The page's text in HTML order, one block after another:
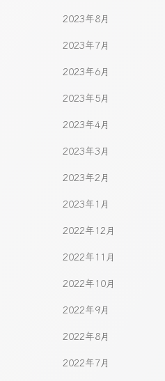
2023年8月
2023年7月
2023年6月
2023年5月
2023年4月
2023年3月
2023年2月
2023年1月
2022年12月
2022年11月
2022年10月
2022年9月
2022年8月
2022年7月